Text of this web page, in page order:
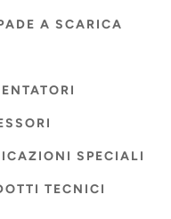
A SCARICA
SPECIALI
TECNICI